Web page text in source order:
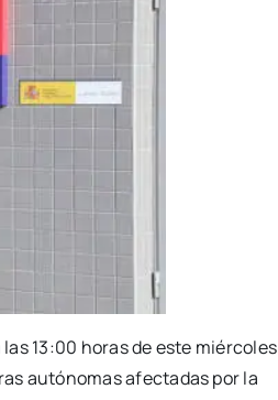
13:00 horas de este miér­co­les
autó­no­mas afec­ta­das por la